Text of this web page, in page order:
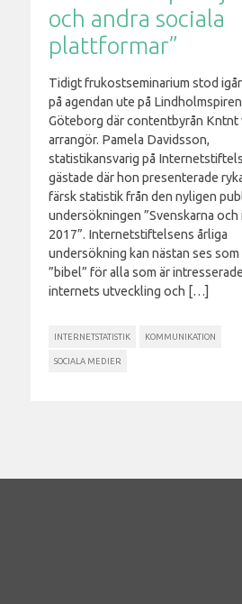
och andra sociala
plattformar”
Tidigt frukostseminarium stod
på agendan ute på
Göteborg där contentbyrån Kntnt
arrangör. Pamela Davidsson,
statistikansvarig på
gästade där hon presenterade
färsk statistik från den nyligen
undersökningen ”Svenskarna
2017”. Internetstiftelsens årliga
undersökning kan nästan ses som
”bibel” för alla som är
internets utveckling och […]
INTERNETSTATISTIK KOMMUNIKATION
SOCIALA MEDIER